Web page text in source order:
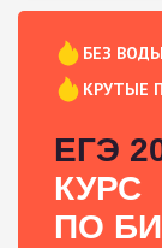
БЕЗ ВОДЫ
КРУТЫЕ
ЕГЭ
КУРС
ПО